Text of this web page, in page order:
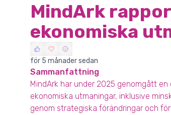
MindArk
ekonomiska
för 5 månader sedan
Sammanfattning
MindArk har under 2025 genomgått
ekonomiska utmaningar, inklusive
genom strategiska förändringar och